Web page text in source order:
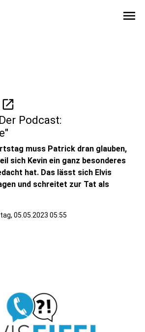
menu
open_in_new
Podcast:
muss Patrick dran glauben,
sich Kevin ein ganz besonderes
hat. Das lässt sich Elvis
und schreitet zur Tat als
05.05.2023 05:55